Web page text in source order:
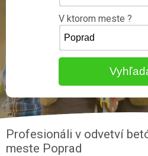
V ktorom meste ?
Profesionáli v odvetví
meste Poprad